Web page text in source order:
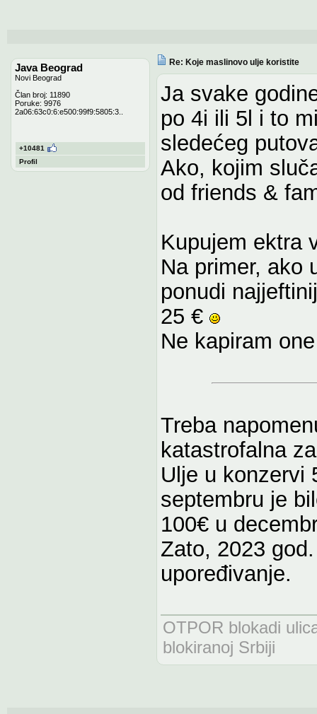
Java Beograd
Novi Beograd
Član broj: 11890
Poruke: 9976
2a06:63c0:6:e500:99f9:5805:3..
+10481
Profil
Re: Koje maslinovo ulje koristite
Ja svake
po 4i ili 5l i to
sledećeg
Ako, kojim
od friends &
Kupujem ektra
Na primer, ako
ponudi
25 €
Ne kapiram
Treba
katastrofalna
Ulje u konzervi
septembru je
100€ u
Zato, 2023
upoređivanje.
OTPOR blokadi
blokiranoj Srbiji